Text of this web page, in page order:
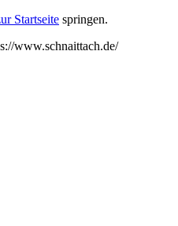
Startseite springen.
www.schnaittach.de/